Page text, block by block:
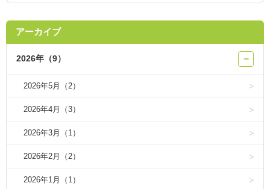
アーカイブ
2026年（9） −
2026年5月（2）
2026年4月（3）
2026年3月（1）
2026年2月（2）
2026年1月（1）